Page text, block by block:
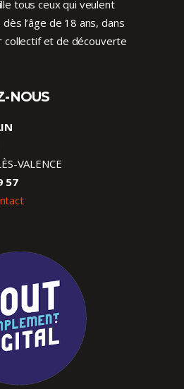
tous ceux qui veulent
l’âge de 18 ans, dans
collectif et de découverte
NOUS
VALENCE
57